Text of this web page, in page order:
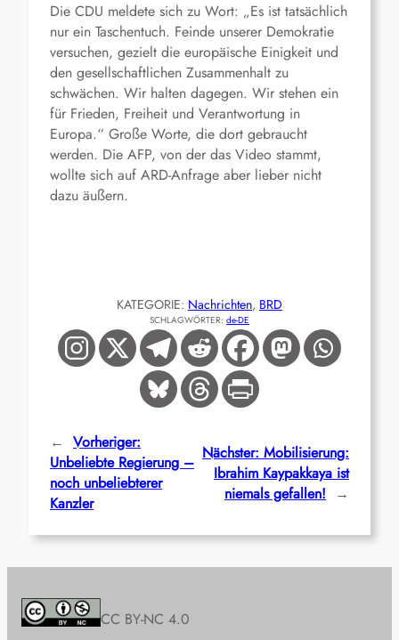
Die CDU meldete sich zu Wort: „Es ist tatsächlich
nur ein Taschentuch. Feinde unserer Demokratie
versuchen, gezielt die europäische Einigkeit und
den gesellschaftlichen Zusammenhalt zu
schwächen. Wir halten dagegen. Wir stehen ein
für Frieden, Freiheit und Verantwortung in
Europa.“ Große Worte, die dort gebraucht
werden. Die AFP, von der das Video stammt,
wollte sich auf ARD-Anfrage aber lieber nicht
dazu äußern.
KATEGORIE: Nachrichten, BRD
SCHLAGWÖRTER: de-DE
← Vorheriger:
Unbeliebte Regierung –
noch unbeliebterer
Kanzler
Nächster: Mobilisierung:
Ibrahim Kaypakkaya ist
niemals gefallen!
→
CC BY-NC 4.0